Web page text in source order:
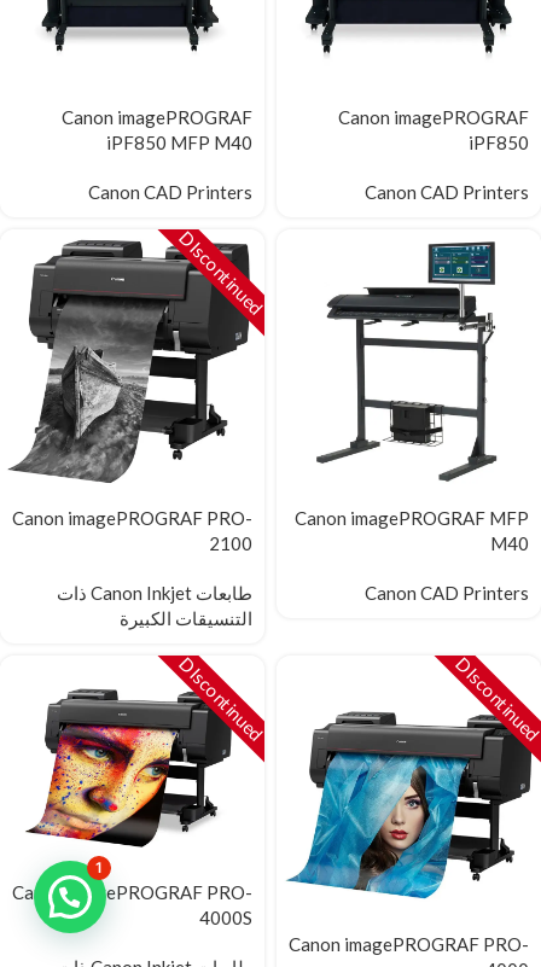
Canon imagePROGRAF
iPF850
Canon CAD Printers
Canon imagePROGRAF
iPF850 MFP M40
Canon CAD Printers
Canon imagePROGRAF MFP
M40
Canon CAD Printers
Canon imagePROGRAF PRO-
2100
طابعات Canon Inkjet ذات
التنسيقات الكبيرة
DIscontinued
Canon imagePROGRAF PRO-
Canon imagePROGRAF PRO-
4000S
DIscontinued
1